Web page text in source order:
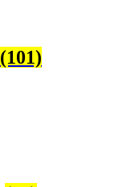
(101)